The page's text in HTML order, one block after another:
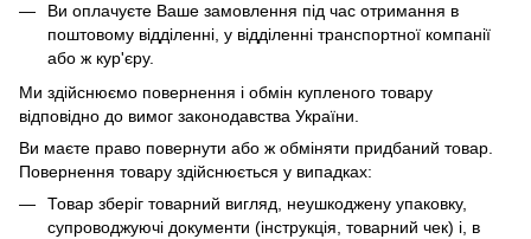
Ви оплачуєте Ваше замовлення під час отримання в
поштовому відділенні, у відділенні транспортної компанії
або ж кур'єру.
Ми здійснюємо повернення і обмін купленого товару
відповідно до вимог законодавства України.
Ви маєте право повернути або ж обміняти придбаний товар.
Повернення товару здійснюється у випадках:
Товар зберіг товарний вигляд, неушкоджену упаковку,
супроводжуючі документи (інструкція, товарний чек) і, в